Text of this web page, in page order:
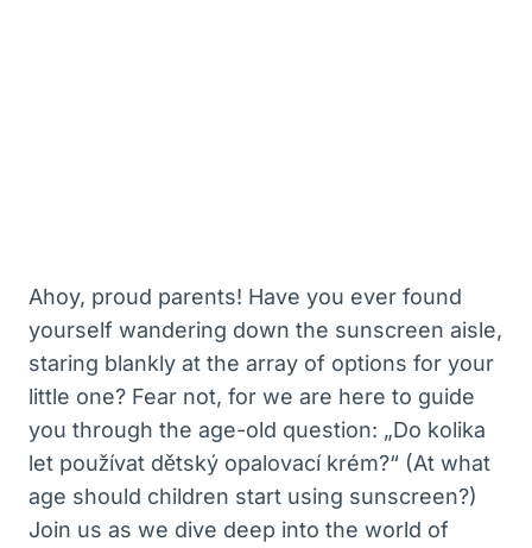
Ahoy, proud parents! Have you ever found
yourself wandering down the sunscreen aisle,
staring blankly at the array of options for your
little one? Fear not, for we are here to guide
you through the age-old question: „Do kolika
let používat dětský opalovací krém?“ (At what
age should children start using sunscreen?)
Join us as we dive deep into the world of